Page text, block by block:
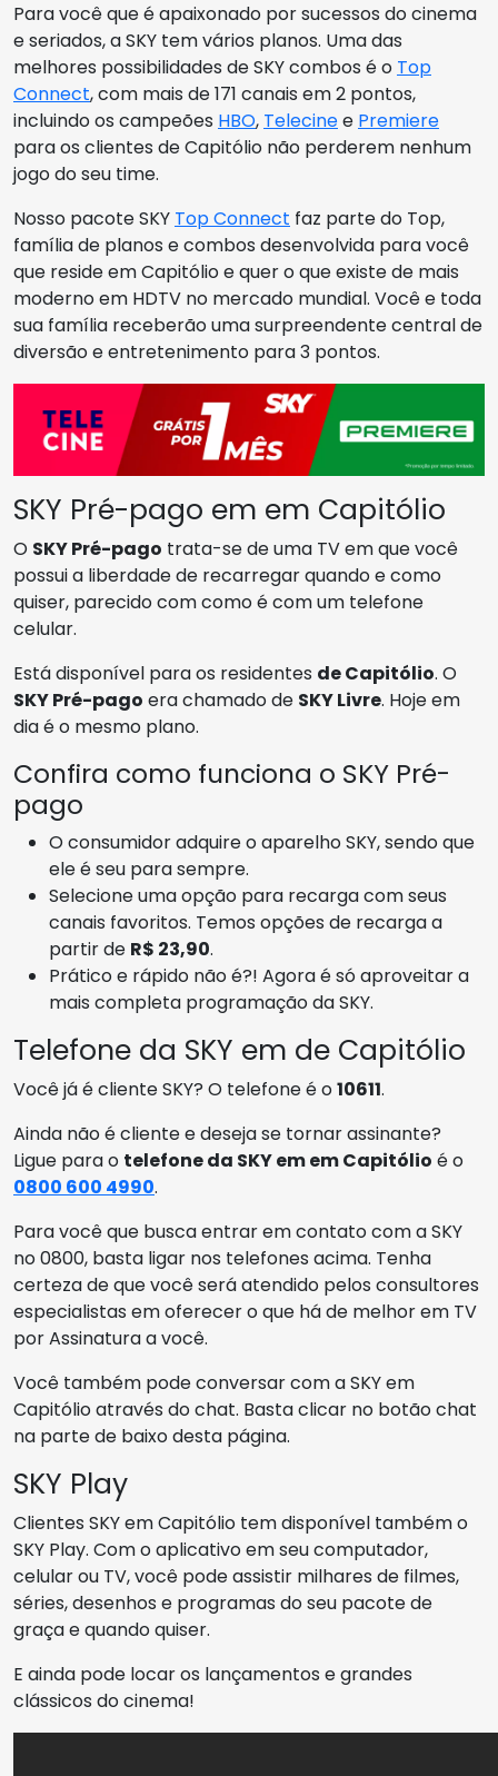
Para você que é apaixonado por sucessos do cinema
e seriados, a SKY tem vários planos. Uma das
melhores possibilidades de SKY combos é o Top
Connect, com mais de 171 canais em 2 pontos,
incluindo os campeões HBO, Telecinee Premiere
para os clientes de Capitólio não perderem nenhum
jogo do seu time.
Nosso pacote SKY Top Connect faz parte do Top,
família de planos e combos desenvolvida para você
que reside em Capitólio e quer o que existe de mais
moderno em HDTV no mercado mundial. Você e toda
sua família receberão uma surpreendente central de
diversão e entretenimento para 3 pontos.
SKY Pré-pago em em Capitólio
O SKY Pré-pago trata-se de uma TV em que você
possui a liberdade de recarregar quando e como
quiser, parecido com como é com um telefone
celular.
Está disponível para os residentes de Capitólio. O
SKY Pré-pago era chamado de SKY Livre. Hoje em
dia é o mesmo plano.
Confira como funciona o SKY Pré-
pago
O consumidor adquire o aparelho SKY, sendo que
ele é seu para sempre.
Selecione uma opção para recarga com seus
canais favoritos. Temos opções de recarga a
partir de R$ 23,90.
Prático e rápido não é?! Agora é só aproveitar a
mais completa programação da SKY.
Telefone da SKY em de Capitólio
Você já é cliente SKY? O telefone é o10611.
Ainda não é cliente e deseja se tornar assinante?
Ligue para o telefone da SKY em em Capitólio é o
0800 600 4990.
Para você que busca entrar em contato com a SKY
no 0800, basta ligar nos telefones acima. Tenha
certeza de que você será atendido pelos consultores
especialistas em oferecer o que há de melhor em TV
por Assinatura a você.
Você também pode conversar com a SKY em
Capitólio através do chat. Basta clicar no botão chat
na parte de baixo desta página.
SKY Play
Clientes SKY em Capitólio tem disponível também o
SKY Play. Com o aplicativo em seu computador,
celular ou TV, você pode assistir milhares de filmes,
séries, desenhos e programas do seu pacote de
graça e quando quiser.
E ainda pode locar os lançamentos e grandes
clássicos do cinema!